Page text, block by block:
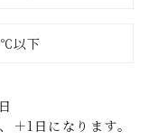
℃以下
1日になります。